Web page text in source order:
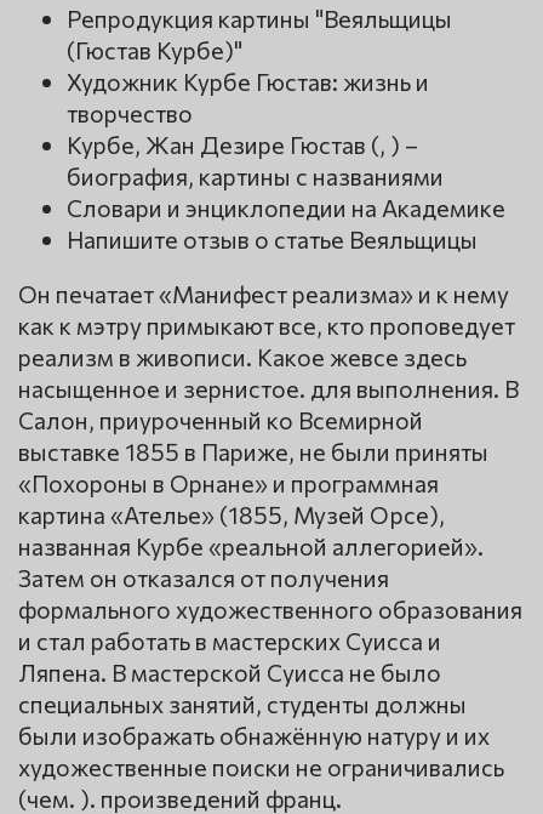
Репродукция картины "Веяльщицы
(Гюстав Курбе)"
Художник Курбе Гюстав: жизнь и
творчество
Курбе, Жан Дезире Гюстав (, ) –
биография, картины с названиями
Словари и энциклопедии на Академике
Напишите отзыв о статье Веяльщицы
Он печатает «Манифест реализма» и к нему
как к мэтру примыкают все, кто проповедует
реализм в живописи. Какое жевсе здесь
насыщенное и зернистое. для выполнения. В
Салон, приуроченный ко Всемирной
выставке 1855 в Париже, не были приняты
«Похороны в Орнане» и программная
картина «Ателье» (1855, Музей Opce),
названная Курбе «реальной аллегорией».
Затем он отказался от получения
формального художественного образования
и стал работать в мастерских Суисса и
Ляпена. В мастерской Суисса не было
специальных занятий, студенты должны
были изображать обнажённую натуру и их
художественные поиски не ограничивались
(чем. ). произведений франц.